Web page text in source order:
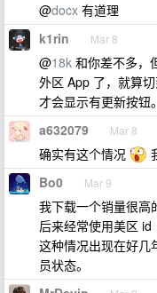
@docx 有道理
k1rin Mar 8
@18k 和你差不多，
外区 App 了，就算
才会显示有更新按钮
a632079 Mar 8
确实有这个情况
Bo0 Mar 9
我下载一个销量很高
后来经常使用美区 id
这种情况出现在好几
员状态。